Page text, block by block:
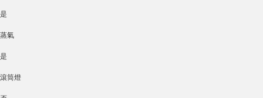
是
蒸氣
是
滾筒燈